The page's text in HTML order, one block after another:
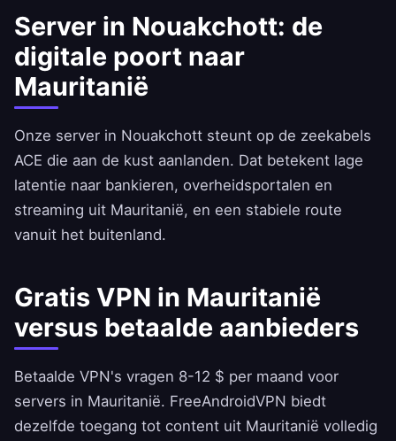
Server in Nouakchott: de
digitale poort naar
Mauritanië
Onze server in Nouakchott steunt op de zeekabels
ACE die aan de kust aanlanden. Dat betekent lage
latentie naar bankieren, overheidsportalen en
streaming uit Mauritanië, en een stabiele route
vanuit het buitenland.
Gratis VPN in Mauritanië
versus betaalde aanbieders
Betaalde VPN's vragen 8-12 $ per maand voor
servers in Mauritanië. FreeAndroidVPN biedt
dezelfde toegang tot content uit Mauritanië volledig